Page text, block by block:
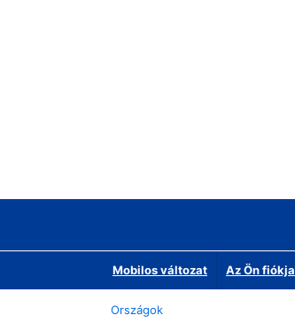
Mobilos változat Az Ön fiókja
Országok